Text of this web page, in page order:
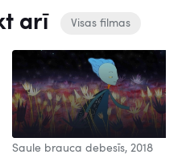
arī Visas filmas
Saule brauca debesīs, 2018